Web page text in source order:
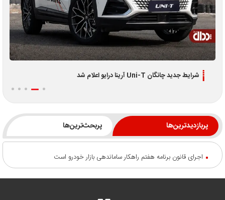
شرایط جدید چانگان Uni-T آرینا درایو اعلام شد
پربازدیدترین‌ها پربحث‌ترین‌ها
اجرای قانون برنامه هفتم راهکار ساماندهی بازار خودرو است